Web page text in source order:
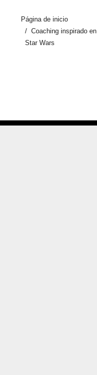
Página de inicio
Coaching inspirado en
Star Wars